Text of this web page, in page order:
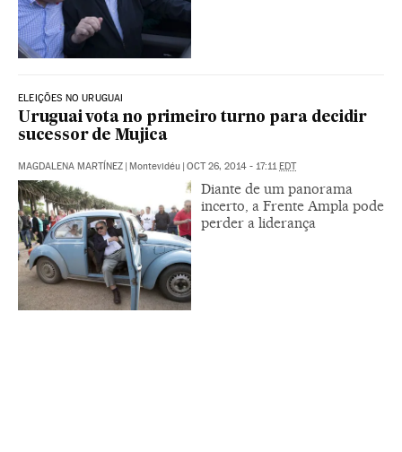
ELEIÇÕES NO URUGUAI
Uruguai vota no primeiro turno para decidir
sucessor de Mujica
MAGDALENA MARTÍNEZ | Montevidéu | OCT 26, 2014 - 17:11 EDT
Diante de um panorama
incerto, a Frente Ampla pode
perder a liderança